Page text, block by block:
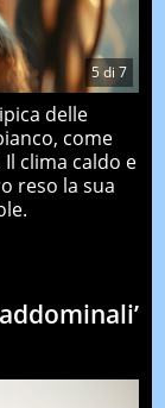
5di 7
delle
come
clima caldo e
reso la sua